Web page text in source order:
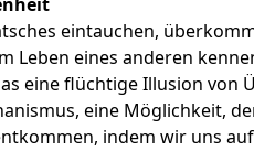
eintauchen,
Leben eines anderen
eine flüchtige Illusion von
eine Möglichkeit,
indem wir uns